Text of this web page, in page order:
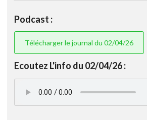
Podcast :
Télécharger le journal du 02/04/26
Ecoutez L'info du 02/04/26 :